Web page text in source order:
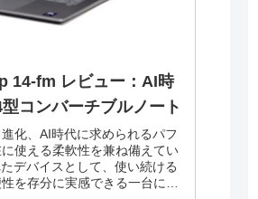
14-fm レビュー：AI時
コンバーチブルノート
化、AI時代に求められるパフ
使える柔軟性を兼ね備えてい
デバイスとして、使い続ける
を存分に実感できる一台に仕